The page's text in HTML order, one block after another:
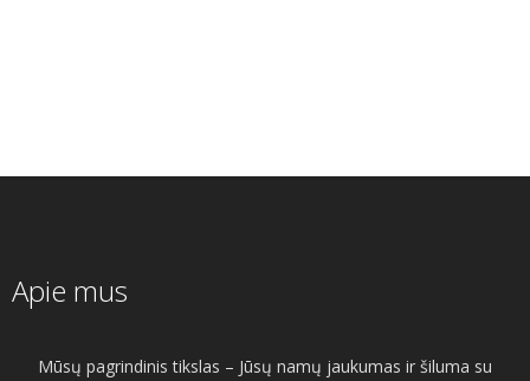
Apie mus
Mūsų pagrindinis tikslas – Jūsų namų jaukumas ir šiluma su